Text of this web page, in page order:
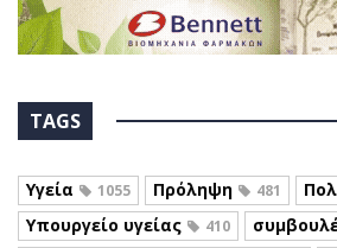
TAGS
Υγεία 1055 Πρόληψη 481
Υπουργείο υγείας 410